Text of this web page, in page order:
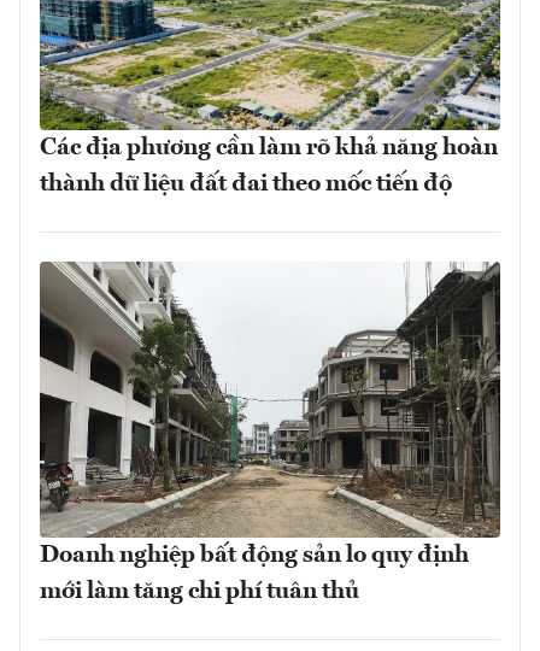
Các địa phương cần làm rõ khả năng hoàn
thành dữ liệu đất đai theo mốc tiến độ
Doanh nghiệp bất động sản lo quy định
mới làm tăng chi phí tuân thủ